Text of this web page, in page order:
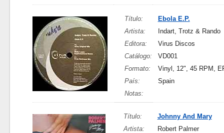
Título:
Ebola E.P.
Artista:
Indart, Trotz & Rando
Editora:
Virus Discos
Catálogo:
VD001
Formato:
Vinyl, 12", 45 RPM,
País:
Spain
Notas:
Título:
Johnny And Mary
Artista:
Robert Palmer